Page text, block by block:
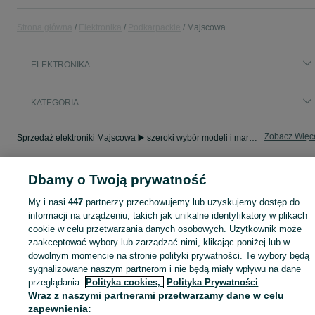
Majscowa
ELEKTRONIKA
KATEGORIA
Sprzedaż elektroniki Majscowa ▶️ szeroki wybór modeli i marek ✅ Nowe i używane oferty w atrakcyjnych cenach ☝ Sprawdź ogłoszenia online na OLX.pl! Zobacz
Mapa kategorii
Mapa ministron
Popularne wyszukiwania
Dbamy o Twoją prywatność
My i nasi447 partnerzy przechowujemy lub uzyskujemy dostęp do
informacji na urządzeniu, takich jak unikalne identyfikatory w plikach
cookie w celu przetwarzania danych osobowych. Użytkownik może
zaakceptować wybory lub zarządzać nimi, klikając poniżej lub w
dowolnym momencie na stronie polityki prywatności. Te wybory będą
sygnalizowane naszym partnerom i nie będą miały wpływu na dane
przeglądania. Polityka cookies, Polityka Prywatności
Wraz z naszymi partnerami przetwarzamy dane w celu
zapewnienia: